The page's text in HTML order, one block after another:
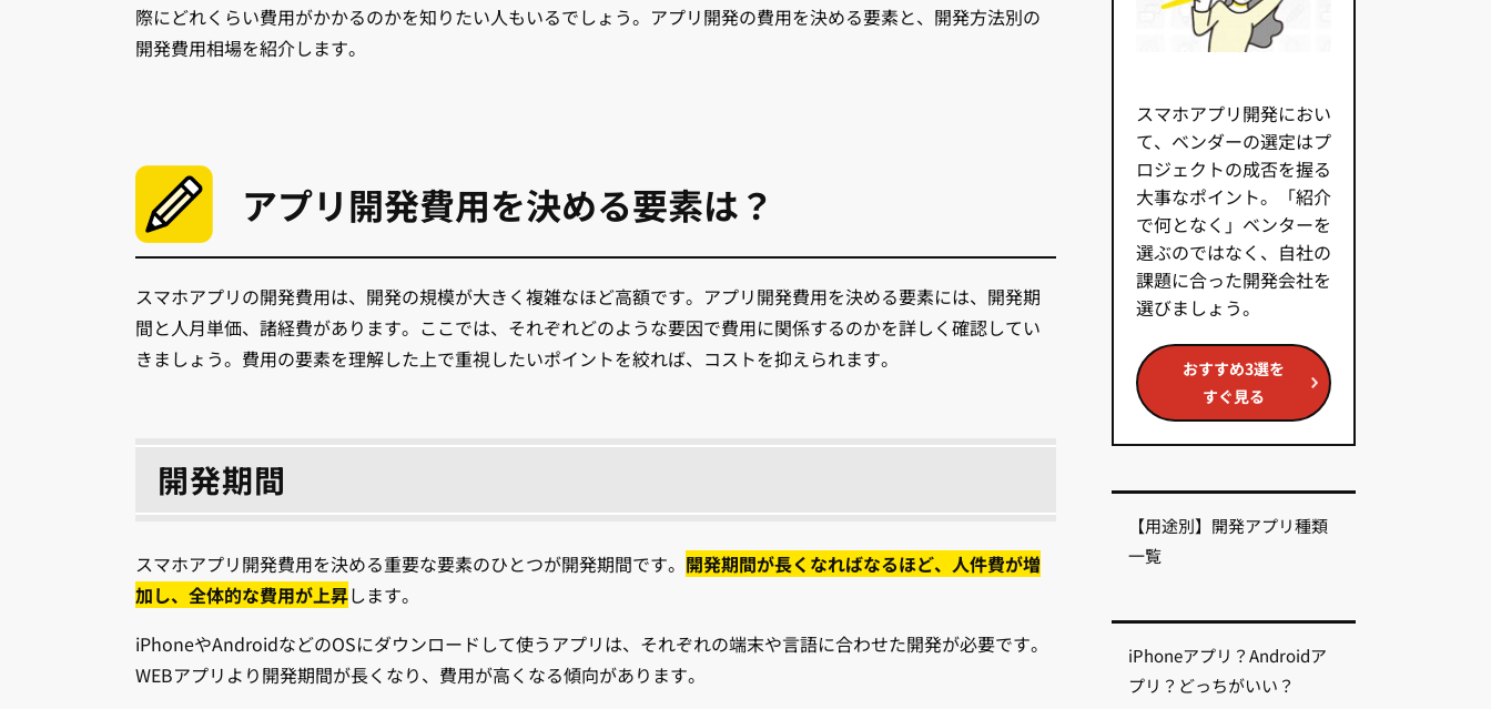
際にどれくらい費用がかかるのかを知りたい人もいるでしょう。アプリ開発の費用を決める要素と、開発方法別の
開発費用相場を紹介します。
アプリ開発費用を決める要素は？
スマホアプリの開発費用は、開発の規模が大きく複雑なほど高額です。アプリ開発費用を決める要素には、開発期
間と人月単価、諸経費があります。ここでは、それぞれどのような要因で費用に関係するのかを詳しく確認してい
きましょう。費用の要素を理解した上で重視したいポイントを絞れば、コストを抑えられます。
開発期間
スマホアプリ開発費用を決める重要な要素のひとつが開発期間です。 開発期間が長くなればなるほど、人件費が増
加し、全体的な費用が上昇します。
iPhoneやAndroidなどのOSにダウンロードして使うアプリは、それぞれの端末や言語に合わせた開発が必要です。
WEBアプリより開発期間が長くなり、費用が高くなる傾向があります。
スマホアプリ開発におい
て、ベンダーの選定はプ
ロジェクトの成否を握る
大事なポイント。「紹介
で何となく」ベンターを
選ぶのではなく、自社の
課題に合った開発会社を
選びましょう。
おすすめ3選を
すぐ見る
【用途別】開発アプリ種類
一覧
iPhoneアプリ？Androidア
プリ？どっちがいい？